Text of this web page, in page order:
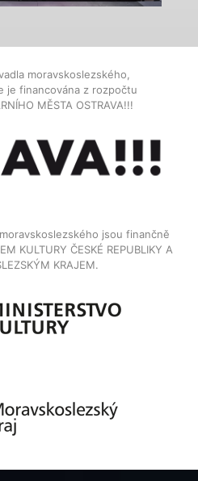
moravskoslezského,
je financována z rozpočtu
MĚSTA OSTRAVA!!!
jsou finančně
KULTURY ČESKÉ REPUBLIKY A
KRAJEM.